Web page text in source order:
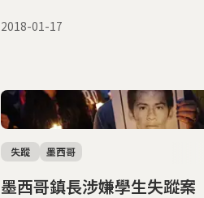
2018-01-17
墨西哥鎮長涉嫌學生失蹤案
失蹤 墨西哥